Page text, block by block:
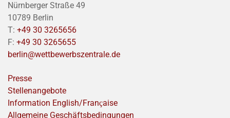
Nürnberger Straße 49
10789 Berlin
T: +49 30 3265656
F: +49 30 3265655
berlin@wettbewerbszentrale.de
Presse
Stellenangebote
Information English/Franҫaise
Allgemeine Geschäftsbedingungen